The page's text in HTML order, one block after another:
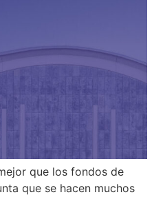
que los fondos de
que se hacen muchos